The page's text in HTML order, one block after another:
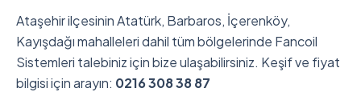
Ataşehir ilçesinin Atatürk, Barbaros, İçerenköy,
Kayışdağı mahalleleri dahil tüm bölgelerinde Fancoil
Sistemleri talebiniz için bize ulaşabilirsiniz. Keşif ve fiyat
bilgisi için arayın: 0216 308 38 87